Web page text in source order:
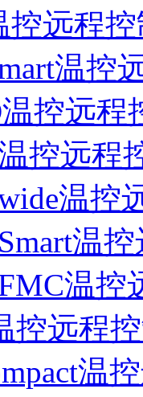
控远程
温控
控远程
控远程
温控
温
温控
控远程
温